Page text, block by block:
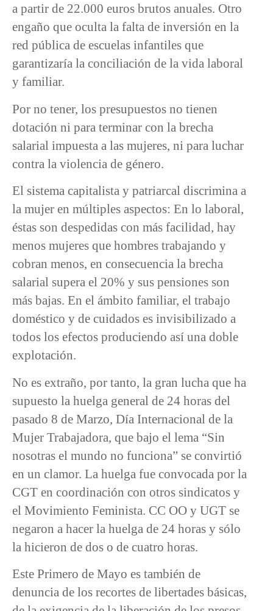
a partir de 22.000 euros brutos anuales. Otro
engaño que oculta la falta de inversión en la
red pública de escuelas infantiles que
garantizaría la conciliación de la vida laboral
y familiar.
Por no tener, los presupuestos no tienen
dotación ni para terminar con la brecha
salarial impuesta a las mujeres, ni para luchar
contra la violencia de género.
El sistema capitalista y patriarcal discrimina a
la mujer en múltiples aspectos: En lo laboral,
éstas son despedidas con más facilidad, hay
menos mujeres que hombres trabajando y
cobran menos, en consecuencia la brecha
salarial supera el 20% y sus pensiones son
más bajas. En el ámbito familiar, el trabajo
doméstico y de cuidados es invisibilizado a
todos los efectos produciendo así una doble
explotación.
No es extraño, por tanto, la gran lucha que ha
supuesto la huelga general de 24 horas del
pasado 8 de Marzo, Día Internacional de la
Mujer Trabajadora, que bajo el lema “Sin
nosotras el mundo no funciona” se convirtió
en un clamor. La huelga fue convocada por la
CGT en coordinación con otros sindicatos y
el Movimiento Feminista. CC OO y UGT se
negaron a hacer la huelga de 24 horas y sólo
la hicieron de dos o de cuatro horas.
Este Primero de Mayo es también de
denuncia de los recortes de libertades básicas,